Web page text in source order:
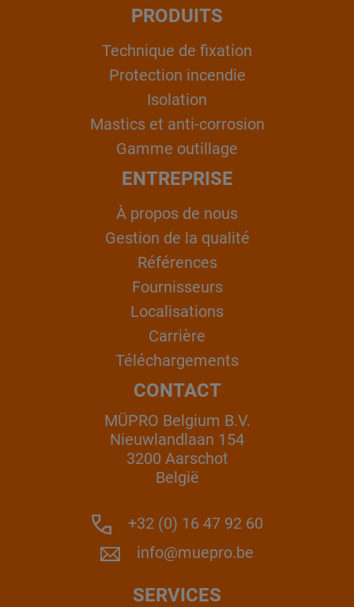
PRODUITS
Technique de fixation
Protection incendie
Isolation
Mastics et anti-corrosion
Gamme outillage
ENTREPRISE
À propos de nous
Gestion de la qualité
Références
Fournisseurs
Localisations
Carrière
Téléchargements
CONTACT
MÜPRO Belgium B.V.
Nieuwlandlaan 154
3200 Aarschot
België
+32 (0) 16 47 92 60
info@muepro.be
SERVICES